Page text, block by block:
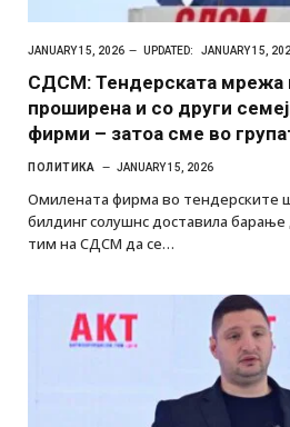
JANUARY 15, 2026 UPDATED: JANUARY 15,
СДСМ: Тендерската мрежа
проширена и со други
фирми – затоа сме во
ПОЛИТИКА JANUARY 15, 2026
Oмилената фирма во
билдинг солушнс доставила
тим на СДСМ да се…